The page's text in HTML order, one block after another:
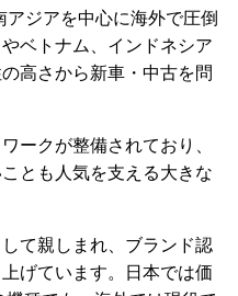
アジアを中心に海外で圧倒
ベトナム、インドネシア
高さから新車・中古を問
ークが整備されており、
とも人気を支える大きな
て親しまれ、ブランド認
げています。日本では価